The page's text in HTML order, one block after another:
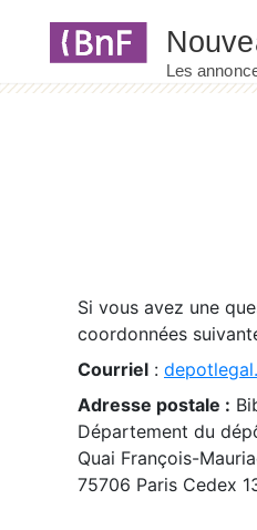
Si vous avez une
coordonnées
Courriel :
Adresse postale :
Département du
Quai François-
75706 Paris Cedex